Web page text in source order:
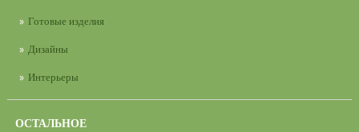
Готовые изделия
Дизайны
Интерьеры
ОСТАЛЬНОЕ